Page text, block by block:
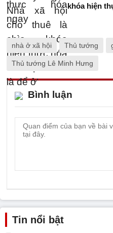
khóa hiện
nhà ở xã hội Thủ tướng
Thủ tướng Lê Minh Hưng
Bình luận
Tin nổi bật